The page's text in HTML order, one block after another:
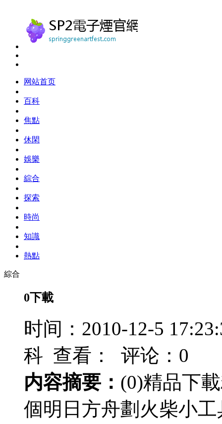
网站首页
百科
焦點
休閑
娛樂
綜合
探索
時尚
知識
熱點
綜合
0下載
时间：2010-12-5
科 查看：
评论：0
内容摘要： (0)精品下
個明日方舟劃火柴小